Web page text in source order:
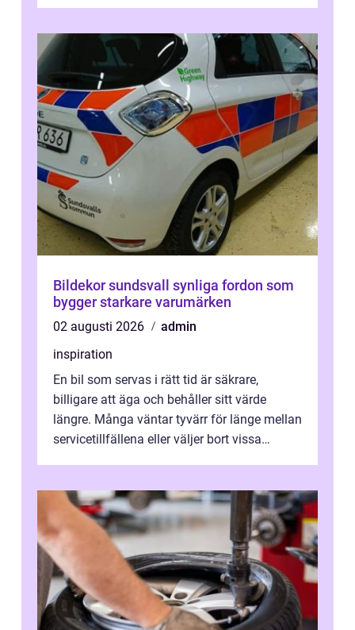
Bildekor sundsvall synliga fordon som
bygger starkare varumärken
02 augusti 2026
admin
inspiration
En bil som servas i rätt tid är säkrare,
billigare att äga och behåller sitt värde
längre. Många väntar tyvärr för länge mellan
servicetillfällena eller väljer bort vissa